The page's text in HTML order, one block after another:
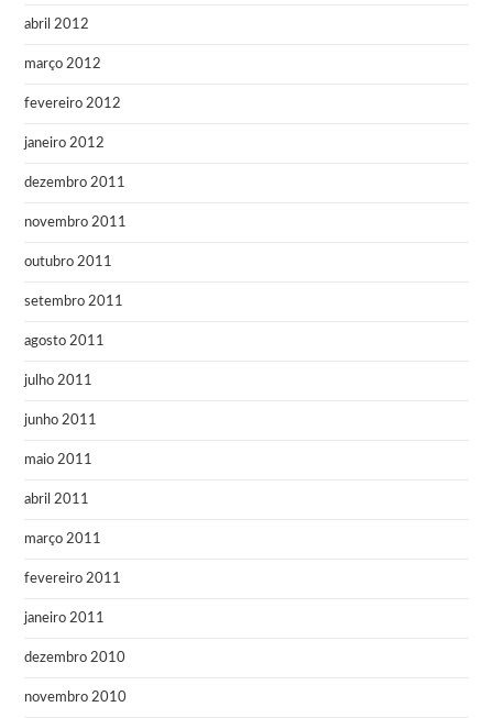
abril 2012
março 2012
fevereiro 2012
janeiro 2012
dezembro 2011
novembro 2011
outubro 2011
setembro 2011
agosto 2011
julho 2011
junho 2011
maio 2011
abril 2011
março 2011
fevereiro 2011
janeiro 2011
dezembro 2010
novembro 2010